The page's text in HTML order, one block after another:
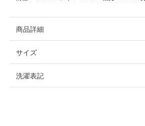
商品詳細
サイズ
洗濯表記